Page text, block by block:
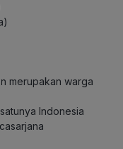
merupakan warga
Indonesia